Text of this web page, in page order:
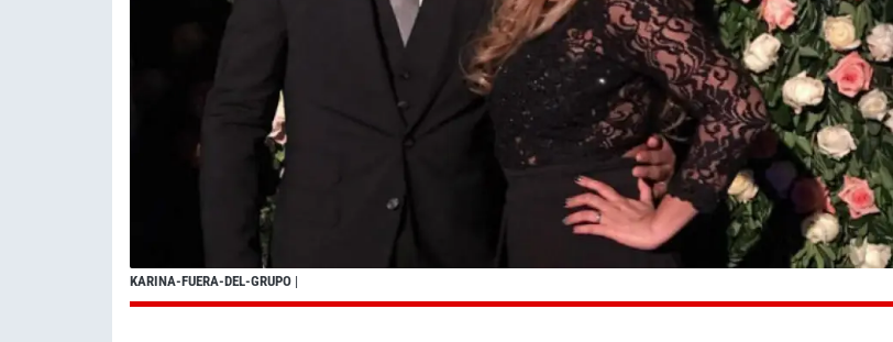
KARINA-FUERA-DEL-GRUPO |